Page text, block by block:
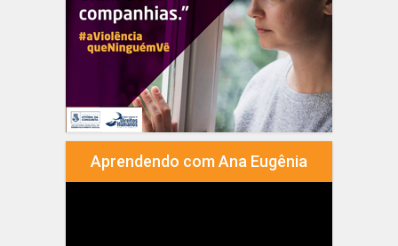
Aprendendo com Ana Eugênia